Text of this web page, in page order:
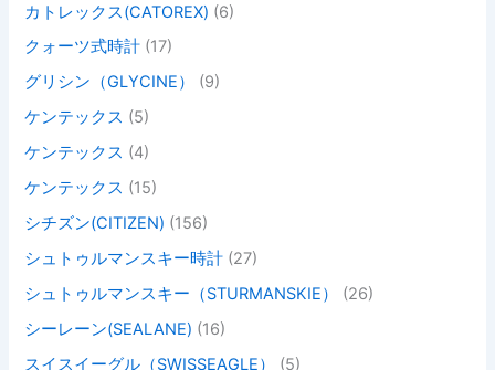
カトレックス(CATOREX) (6)
クォーツ式時計 (17)
グリシン（GLYCINE）
(9)
ケンテックス (5)
ケンテックス (4)
ケンテックス (15)
シチズン(CITIZEN) (156)
シュトゥルマンスキー時計 (27)
シュトゥルマンスキー（STURMANSKIE）
(26)
シーレーン(SEALANE) (16)
スイスイーグル（SWISSEAGLE）
(5)